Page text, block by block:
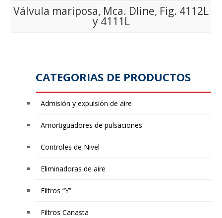
Válvula mariposa, Mca. Dline, Fig. 4112L
y 4111L
CATEGORIAS DE PRODUCTOS
Admisión y expulsión de aire
Amortiguadores de pulsaciones
Controles de Nivel
Eliminadoras de aire
Filtros “Y”
Filtros Canasta